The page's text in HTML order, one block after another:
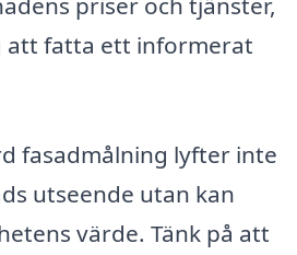
att fatta ett informerat
fasadmålning lyfter inte
utseende utan kan
värde. Tänk på att